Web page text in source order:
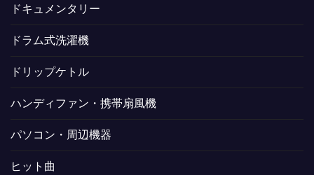
ドキュメンタリー
ドラム式洗濯機
ドリップケトル
ハンディファン・携帯扇風機
パソコン・周辺機器
ヒット曲